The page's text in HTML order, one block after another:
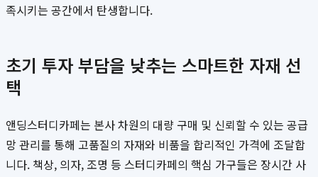
족시키는 공간에서 탄생합니다.
초기 투자 부담을 낮추는 스마트한 자재 선
택
앤딩스터디카페는 본사 차원의 대량 구매 및 신뢰할 수 있는 공급
망 관리를 통해 고품질의 자재와 비품을 합리적인 가격에 조달합
니다. 책상, 의자, 조명 등 스터디카페의 핵심 가구들은 장시간 사